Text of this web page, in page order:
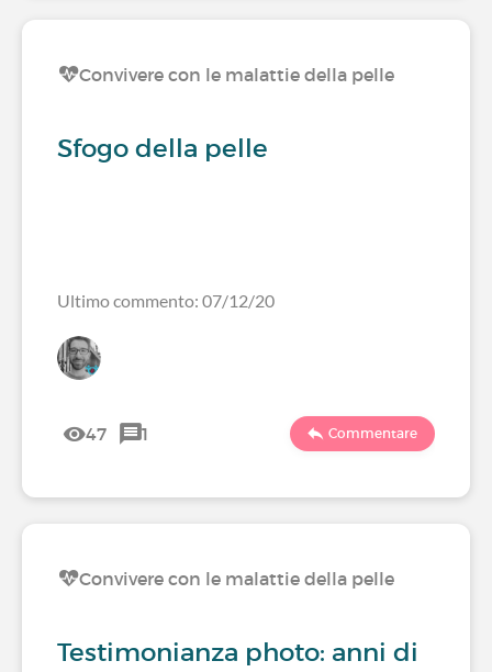
Convivere con le malattie della pelle
Sfogo della pelle
Ultimo commento: 07/12/20
47 1 Commentare
Convivere con le malattie della pelle
Testimonianza photo: anni di